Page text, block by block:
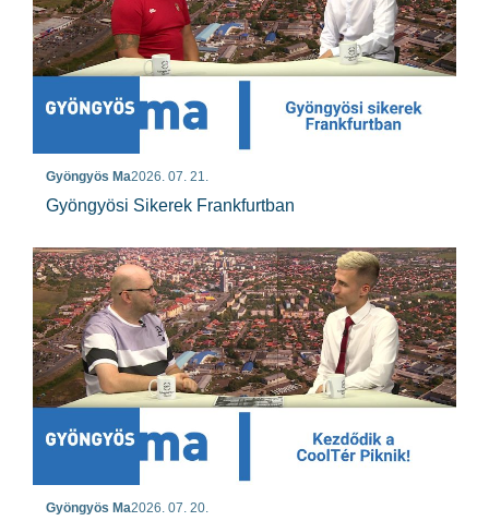
Gyöngyös Ma2026. 07. 21.
Gyöngyösi Sikerek Frankfurtban
Gyöngyös Ma2026. 07. 20.